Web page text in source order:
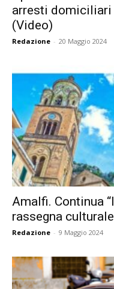
arresti domiciliari
(Video)
Redazione - 20 Maggio 2024
Amalfi. Continua
rassegna
Redazione - 9 Maggio 2024